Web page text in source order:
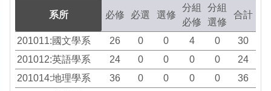
系所 必修 必選 選修
分組
必修
分組
選修
合計
201011:國文學系 26 0 0 4 0
30
201012:英語學系
24 0 0 0 0
24
201014:地理學系
36 0 0 0 0
36